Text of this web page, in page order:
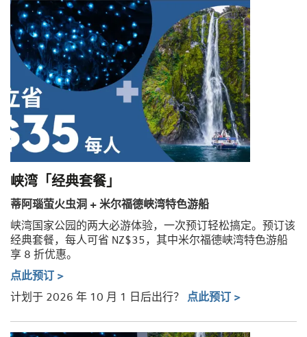
峡湾「经典套餐」
蒂阿瑙萤火虫洞 + 米尔福德峡湾特色游船
峡湾国家公园的两大必游体验，一次预订轻松搞定。预订该
经典套餐，每人可省 NZ$35，其中米尔福德峡湾特色游船
享 8 折优惠。
点此预订 >
计划于 2026 年 10 月 1 日后出行？ 点此预订 >